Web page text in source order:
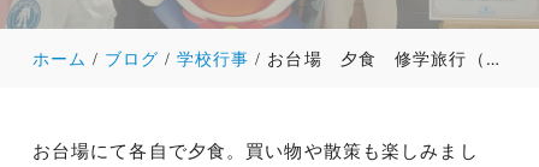
ホーム ブログ 学校行事 お台場 夕食 修学旅行（関東方面）
お台場にて各自で夕食。買い物や散策も楽しみまし